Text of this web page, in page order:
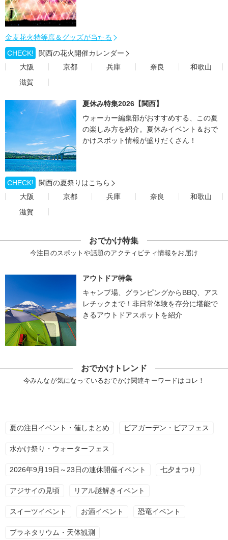
金麦花火特等席＆グッズが当たる
CHECK!
関西の花火開催カレンダー
大阪
京都 兵庫 奈良
和歌山
滋賀
夏休み特集2026【関西】
ウォーカー編集部がおすすめする、この夏
の楽しみ方を紹介。夏休みイベント＆おで
かけスポット情報が盛りだくさん！
CHECK!
関西の夏祭りはこちら
大阪
京都 兵庫 奈良
和歌山
滋賀
おでかけ特集
今注目のスポットや話題のアクティビティ情報をお届け
アウトドア特集
キャンプ場、グランピングからBBQ、アス
レチックまで！非日常体験を存分に堪能で
きるアウトドアスポットを紹介
おでかけトレンド
今みんなが気になっているおでかけ関連キーワードはコレ！
夏の注目イベント・催しまとめ ビアガーデン・ビアフェス
水かけ祭り・ウォーターフェス
2026年9月19日～23日の連休開催イベント 七夕まつり
アジサイの見頃 リアル謎解きイベント
スイーツイベント お酒イベント 恐竜イベント
プラネタリウム・天体観測